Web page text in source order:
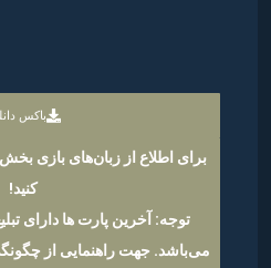
باکس
برای اطلاع از زبان‌های بازی
کنید!
توجه: آخرین پارت ها دارای
می‌باشد. جهت راهنمایی از